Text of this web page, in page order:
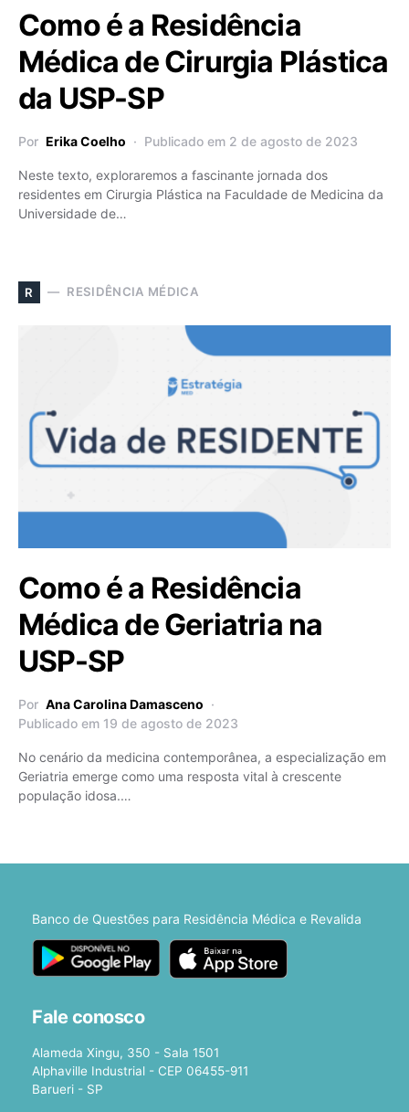
Como é a Residência
Médica de Cirurgia Plástica
da USP-SP
Por Erika Coelho Publicado em 2 de agosto de 2023
Neste texto, exploraremos a fascinante jornada dos
residentes em Cirurgia Plástica na Faculdade de Medicina da
Universidade de…
R RESIDÊNCIA MÉDICA
Como é a Residência
Médica de Geriatria na
USP-SP
Por Ana Carolina Damasceno
Publicado em 19 de agosto de 2023
No cenário da medicina contemporânea, a especialização em
Geriatria emerge como uma resposta vital à crescente
população idosa.…
Banco de Questões para Residência Médica e Revalida
Fale conosco
Alameda Xingu, 350 - Sala 1501
Alphaville Industrial - CEP 06455-911
Barueri - SP